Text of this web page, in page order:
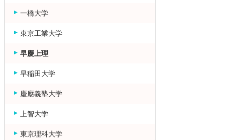
一橋大学
東京工業大学
早慶上理
早稲田大学
慶應義塾大学
上智大学
東京理科大学